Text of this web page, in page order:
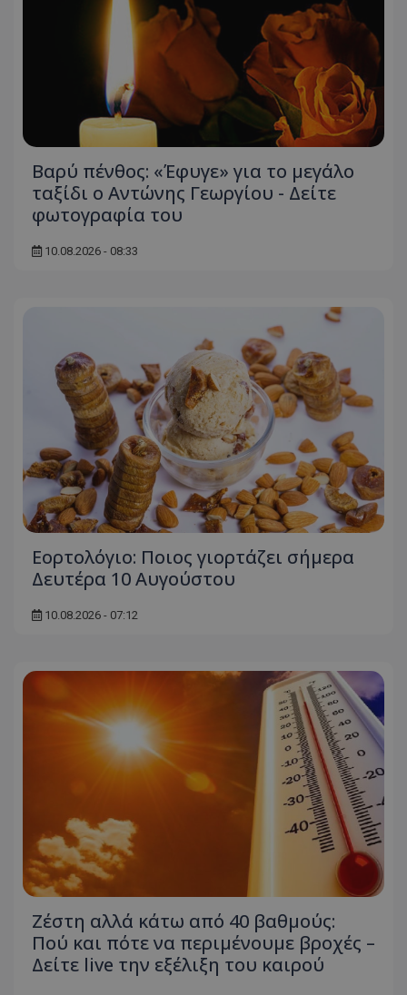
Βαρύ πένθος: «Έφυγε» για το μεγάλο
ταξίδι ο Αντώνης Γεωργίου - Δείτε
φωτογραφία του
10.08.2026 - 08:33
Εορτολόγιο: Ποιος γιορτάζει σήμερα
Δευτέρα 10 Αυγούστου
10.08.2026 - 07:12
Ζέστη αλλά κάτω από 40 βαθμούς:
Πού και πότε να περιμένουμε βροχές –
Δείτε live την εξέλιξη του καιρού